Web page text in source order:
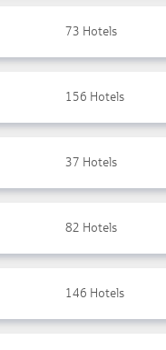
73 Hotels
156 Hotels
37 Hotels
82 Hotels
146 Hotels